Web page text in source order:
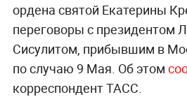
ордена святой Екатерины
переговоры с президентом
Сисулитом, прибывшим в
по случаю 9 Мая. Об этом
корреспондент ТАСС.